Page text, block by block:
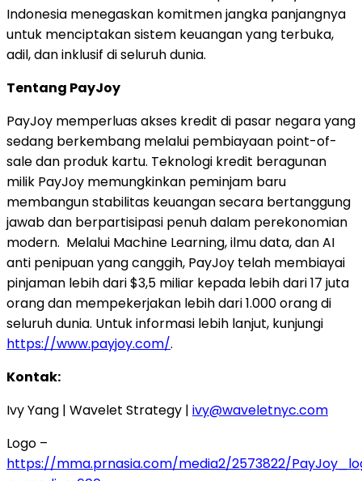
Indonesia menegaskan komitmen jangka panjangnya
untuk menciptakan sistem keuangan yang terbuka,
adil, dan inklusif di seluruh dunia.
Tentang PayJoy
PayJoy memperluas akses kredit di pasar negara yang
sedang berkembang melalui pembiayaan point-of-
sale dan produk kartu. Teknologi kredit beragunan
milik PayJoy memungkinkan peminjam baru
membangun stabilitas keuangan secara bertanggung
jawab dan berpartisipasi penuh dalam perekonomian
modern. Melalui Machine Learning, ilmu data, dan AI
anti penipuan yang canggih, PayJoy telah membiayai
pinjaman lebih dari$3,5 miliar kepada lebih dari 17 juta
orang dan mempekerjakan lebih dari 1.000 orang di
seluruh dunia. Untuk informasi lebih lanjut, kunjungi
https://www.payjoy.com/.
Kontak:
Ivy Yang | Wavelet Strategy | ivy@waveletnyc.com
Logo –
https://mma.prnasia.com/media2/2573822/